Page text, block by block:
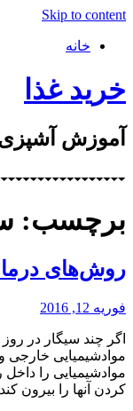
Skip to content
خانه
خرید غذا
آموزش
برچسب:
روش‌های
فوریه 12, 2016
اگر چند سیگار در
موادشیمیایی خارجی
موادشیمیایی را
کردن آنها را بیرون